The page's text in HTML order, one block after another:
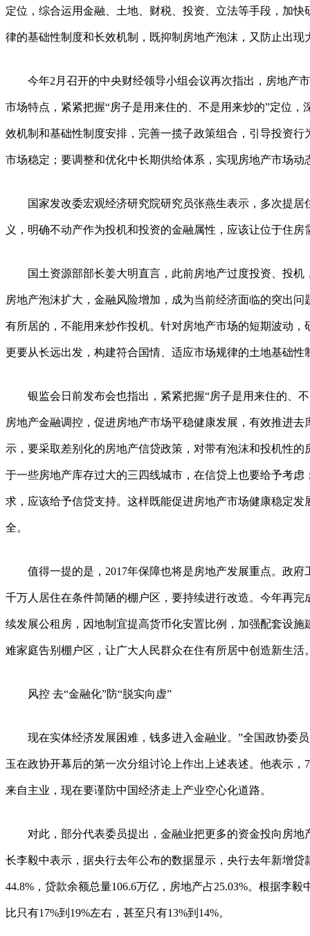
定位，综合运用金融、土地、财税、投资、立法等手段，加
律的基础性制度和长效机制，既抑制房地产泡沫，又防止出现
今年2月召开的中央财经领导小组会议再次指出，房地产
市场特点，紧紧把握“房子是用来住的、不是用来炒的”定位，
效机制和基础性制度安排，完善一揽子政策组合，引导投资行
市场稳定；要调整和优化中长期供给体系，实现房地产市场动
国家发改委宏观经济研究院研究员张燕生表示，多次提居
义，明确不动产作为投机和投资的金融属性，应该让位于住房
国土资源部部长姜大明直言，此前房地产过度投资、投机
房地产泡沫扩大，金融风险增加，成为当前经济面临的突出
有所居的，不能用来炒作投机。针对房地产市场的短期波动，
更要从长远出发，构建符合国情、适应市场规律的土地基础性
银监会日前发布会也指出，紧紧把握“房子是用来住的、不
房地产金融调控，促进房地产市场平稳健康发展，有效推进
示，要采取差别化的房地产信贷政策，对带有泡沫和投机性
于一些房地产库存过大的三四线城市，在信贷上也要给予考虑
求，应该给予信贷支持。这样既能促进房地产市场健康稳定发
全。
值得一提的是，2017年保障也将是房地产发展重点。政府
千万人居住在条件简陋的棚户区，要持续进行改造。今年再完
续发展公租房，因地制宜提高货币化安置比例，加强配套设施
难家庭告别棚户区，让广大人民群众在住有所居中创造新生活
风控 去“金融化”防“脱实向虚”
现在实体经济发展困难，钱多进入金融业。”全国政协委员
玉在政协开幕后的第一次分组讨论上作出上述表述。他表示，
来自主业，现在要谨防中国经济走上产业空心化道路。
对此，部分代表委员提出，金融业把更多的资金投向房地
长李毅中表示，据央行去年公布的数据显示，央行去年新增贷
44.8%，贷款余额总量106.6万亿，房地产占25.03%。根据李
比只有17%到19%左右，甚至只有13%到14%。